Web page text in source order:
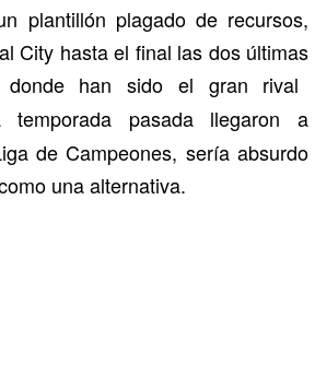
plantillón plagado de recursos,
City hasta el final las dos últimas
han sido el gran rival
pasada llegaron a
de Campeones, sería absurdo
una alternativa.